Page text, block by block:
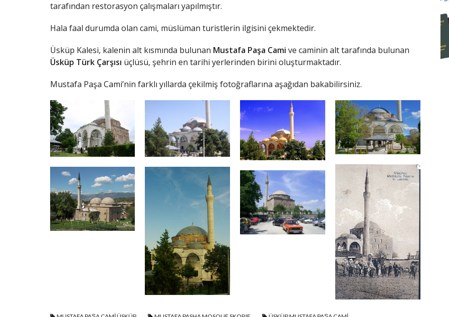
tarafından restorasyon çalışmaları yapılmıştır.
Hala faal durumda olan cami, müslüman turistlerin ilgisini çekmektedir.
Üsküp Kalesi, kalenin alt kısmında bulunan Mustafa Paşa Cami ve caminin alt tarafında bulunan
Üsküp Türk Çarşısı üçlüsü, şehrin en tarihi yerlerinden birini oluşturmaktadır.
Mustafa Paşa Cami’nin farklı yıllarda çekilmiş fotoğraflarına aşağıdan bakabilirsiniz.